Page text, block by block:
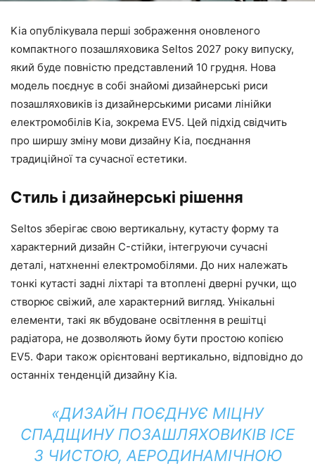
Kia опублікувала перші зображення оновленого
компактного позашляховика Seltos 2027 року випуску,
який буде повністю представлений 10 грудня. Нова
модель поєднує в собі знайомі дизайнерські риси
позашляховиків із дизайнерськими рисами лінійки
електромобілів Kia, зокрема EV5. Цей підхід свідчить
про ширшу зміну мови дизайну Kia, поєднання
традиційної та сучасної естетики.
Стиль і дизайнерські рішення
Seltos зберігає свою вертикальну, кутасту форму та
характерний дизайн C-стійки, інтегруючи сучасні
деталі, натхненні електромобілями. До них належать
тонкі кутасті задні ліхтарі та втоплені дверні ручки, що
створює свіжий, але характерний вигляд. Унікальні
елементи, такі як вбудоване освітлення в решітці
радіатора, не дозволяють йому бути простою копією
EV5. Фари також орієнтовані вертикально, відповідно до
останніх тенденцій дизайну Kia.
«ДИЗАЙН ПОЄДНУЄ МІЦНУ
СПАДЩИНУ ПОЗАШЛЯХОВИКІВ ICE
З ЧИСТОЮ, АЕРОДИНАМІЧНОЮ